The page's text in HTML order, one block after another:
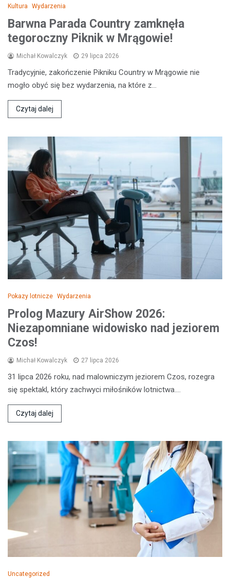
Kultura Wydarzenia
Barwna Parada Country zamknęła
tegoroczny Piknik w Mrągowie!
Michał Kowalczyk 29 lipca 2026
Tradycyjnie, zakończenie Pikniku Country w Mrągowie nie
mogło obyć się bez wydarzenia, na które z…
Czytaj dalej
Pokazy lotnicze Wydarzenia
Prolog Mazury AirShow 2026:
Niezapomniane widowisko nad jeziorem
Czos!
Michał Kowalczyk 27 lipca 2026
31 lipca 2026 roku, nad malowniczym jeziorem Czos, rozegra
się spektakl, który zachwyci miłośników lotnictwa.…
Czytaj dalej
Uncategorized